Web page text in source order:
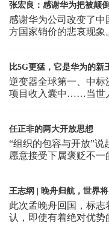
张宏良：感谢华为把被颠
感谢华为公司改变了
方国家销价的悲哀现象
比5G更猛，它是华为的新
逆变器全球第一、中
项目收入囊中……当世
任正非的两大开放思想
“组织的包容与开放”
愿意接受下属褒贬不一
王志纲 | 晚舟归航，世界
此次孟晚舟回国，标
认，即使有着绝对优势